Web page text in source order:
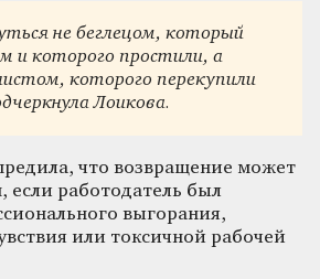
не беглецом, который
и которого простили, а
которого перекупили
Лоикова.
что возвращение может
работодатель был
выгорания,
или токсичной рабочей